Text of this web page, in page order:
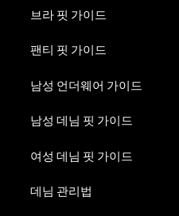
브라 핏 가이드
팬티 핏 가이드
남성 언더웨어 가이드
남성 데님 핏 가이드
여성 데님 핏 가이드
데님 관리법